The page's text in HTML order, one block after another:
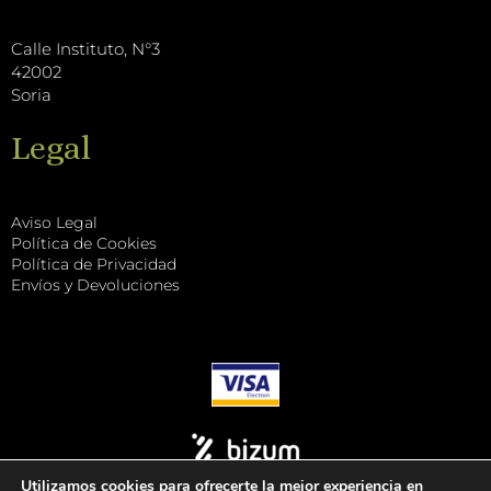
Calle Instituto, N°3
42002
Soria
Legal
Aviso Legal
Política de Cookies
Política de Privacidad
Envíos y Devoluciones
Utilizamos cookies para ofrecerte la mejor experiencia en